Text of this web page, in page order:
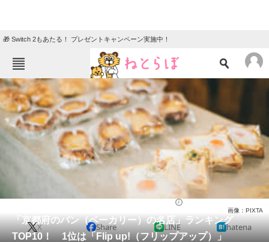
🎁 Switch 2もあたる！ プレゼントキャンペーン実施中！
ねとらぼメニュー
TOP ニュース
エンタメ クイズ
グルメ 地域
教育・育児
会員記事
「京都府のパン（ベーカリー）の名店」ランキング
TOP10！ 1位は「Flip up!（フリップアップ）」
画像：PIXTA
X Share LINE hatena